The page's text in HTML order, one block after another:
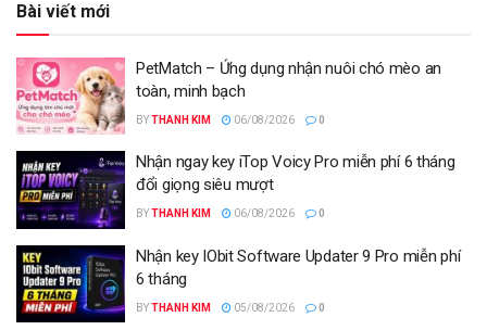
Bài viết mới
PetMatch – Ứng dụng nhận nuôi chó mèo an
toàn, minh bạch
BYTHANH KIM 06/08/2026 0
Nhận ngay key iTop Voicy Pro miễn phí 6 tháng
đổi giọng siêu mượt
BYTHANH KIM 06/08/2026 0
Nhận key IObit Software Updater 9 Pro miễn phí
6 tháng
BYTHANH KIM 05/08/2026 0